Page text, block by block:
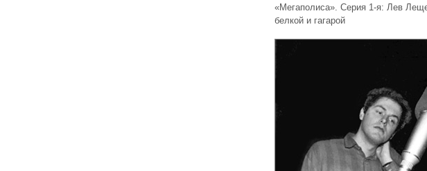
«Мегаполиса». Серия 1-я: Лев
белкой и гагарой